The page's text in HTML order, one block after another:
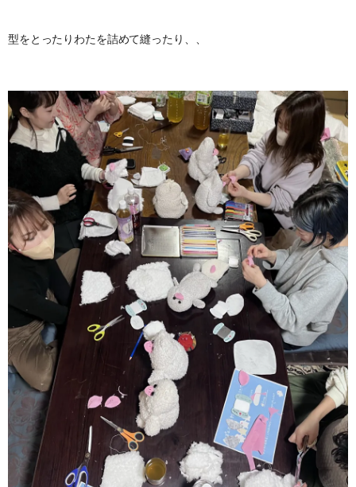
型をとったりわたを詰めて縫ったり、、